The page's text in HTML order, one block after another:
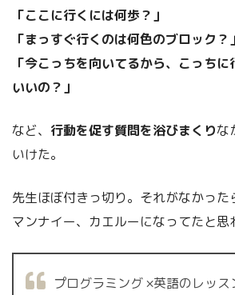
「ここに行くには何歩？」
「まっすぐ行くのは何色のブロック？」
「今こっちを向いてるから、こっち
いいの？」
など、 行動を促す質問を浴びまくりな
いけた。
先生ほぼ付きっ切り。それがなかった
マンナイー、カエルーになってたと思
プログラミング ×英語のレッ